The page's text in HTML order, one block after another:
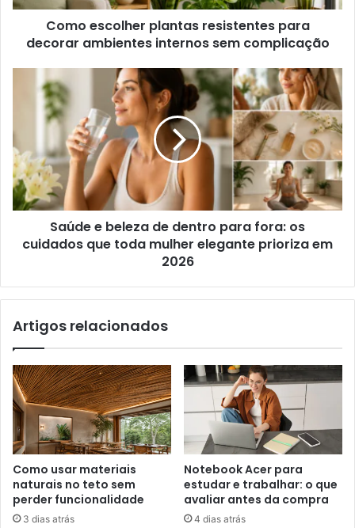
Como escolher plantas resistentes para
decorar ambientes internos sem complicação
Saúde e beleza de dentro para fora: os
cuidados que toda mulher elegante prioriza em
2026
Artigos relacionados
Como usar materiais
naturais no teto sem
perder funcionalidade
3 dias atrás
Notebook Acer para
estudar e trabalhar: o que
avaliar antes da compra
4 dias atrás